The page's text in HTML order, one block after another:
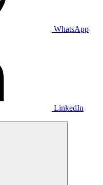
WhatsApp
LinkedIn